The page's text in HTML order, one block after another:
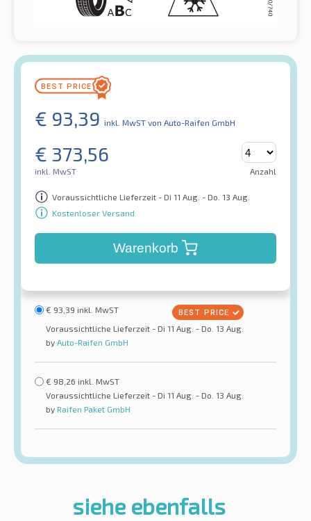
€ 93,39 inkl. MwST von Auto-Raifen GmbH
€ 373,56
inkl. MwST Anzahl
Voraussichtliche Lieferzeit - Di 11 Aug. - Do. 13 Aug.
Kostenloser Versand
Warenkorb
€ 93,39 inkl. MwST
Voraussichtliche Lieferzeit - Di 11 Aug. - Do. 13 Aug.
by Auto-Raifen GmbH
€ 98,26 inkl. MwST
Voraussichtliche Lieferzeit - Di 11 Aug. - Do. 13 Aug.
by Raifen Paket GmbH
siehe ebenfalls